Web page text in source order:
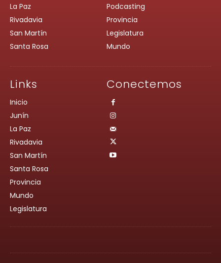
La Paz
Rivadavia
San Martín
Santa Rosa
Podcasting
Provincia
Legislatura
Mundo
Links
Inicio
Junín
La Paz
Rivadavia
San Martín
Santa Rosa
Provincia
Mundo
Legislatura
Conectemos